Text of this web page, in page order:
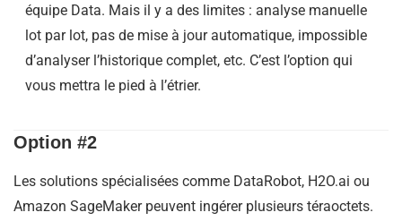
équipe Data. Mais il y a des limites : analyse manuelle
lot par lot, pas de mise à jour automatique, impossible
d’analyser l’historique complet, etc. C’est l’option qui
vous mettra le pied à l’étrier.
Option #2
Les solutions spécialisées comme DataRobot, H2O.ai ou
Amazon SageMaker peuvent ingérer plusieurs téraoctets.